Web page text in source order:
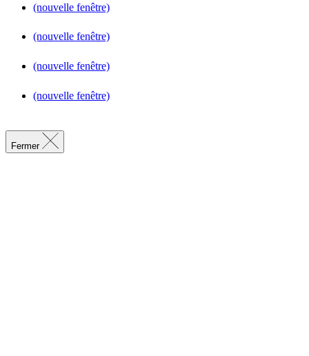
(nouvelle fenêtre)
(nouvelle fenêtre)
(nouvelle fenêtre)
(nouvelle fenêtre)
Fermer